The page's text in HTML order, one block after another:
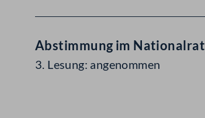
Abstimmung im Nationalrat
3. Lesung: angenommen